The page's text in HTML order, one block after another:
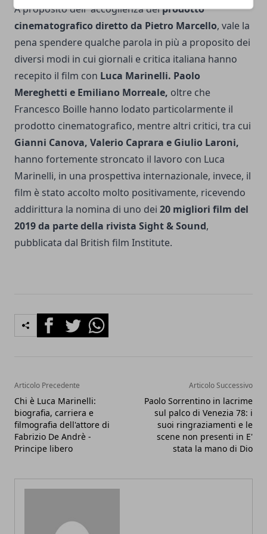
A proposito dell' accoglienza delprodotto
cinematografico diretto da Pietro Marcello, vale la
pena spendere qualche parola in più a proposito dei
diversi modi in cui giornali e critica italiana hanno
recepito il film con Luca Marinelli. Paolo
Mereghetti e Emiliano Morreale, oltre che
Francesco Boille hanno lodato particolarmente il
prodotto cinematografico, mentre altri critici, tra cui
Gianni Canova, Valerio Caprara e Giulio Laroni,
hanno fortemente stroncato il lavoro con Luca
Marinelli, in una prospettiva internazionale, invece, il
film è stato accolto molto positivamente, ricevendo
addirittura la nomina di uno dei 20 migliori film del
2019 da parte della rivista Sight & Sound,
pubblicata dal British film Institute.
FacebookTwitterWhatsapp
Articolo Precedente
Chi è Luca Marinelli:
biografia, carriera e
filmografia dell'attore di
Fabrizio De Andrè -
Principe libero
Articolo Successivo
Paolo Sorrentino in lacrime
sul palco di Venezia 78: i
suoi ringraziamenti e le
scene non presenti in E'
stata la mano di Dio